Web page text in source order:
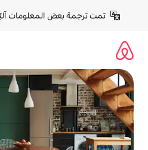
آليًا. عرض النص باللغة الأصلية